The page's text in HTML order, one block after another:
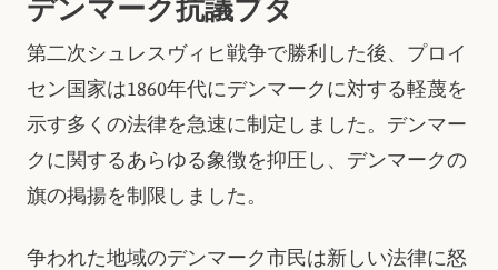
デンマーク抗議ブタ
第二次シュレスヴィヒ戦争で勝利した後、プロイ
セン国家は1860年代にデンマークに対する軽蔑を
示す多くの法律を急速に制定しました。デンマー
クに関するあらゆる象徴を抑圧し、デンマークの
旗の掲揚を制限しました。
争われた地域のデンマーク市民は新しい法律に怒